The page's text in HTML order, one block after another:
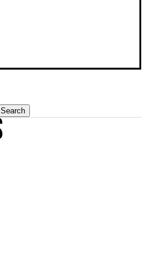
Search